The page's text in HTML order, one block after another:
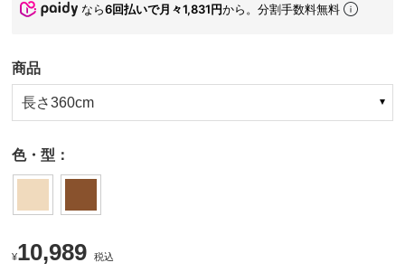
なら6回払いで月々1,831円から。分割手数料無料
商品
長さ360cm
色・型：
¥10,989 税込